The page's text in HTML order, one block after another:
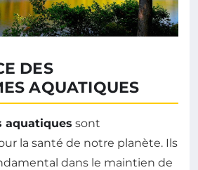
DES
AQUATIQUES
aquatiques sont
la santé de notre planète. Ils
dans le maintien de